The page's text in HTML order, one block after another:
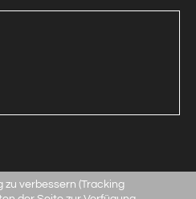
zu verbessern (Tracking